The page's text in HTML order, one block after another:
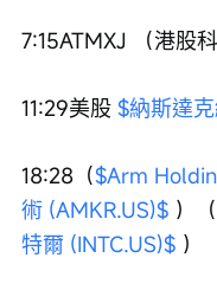
7:15ATMXJ （港股科
11:29美股 $納斯達
18:28（$Arm
術 (AMKR.US)$ ）（
特爾 (INTC.US)$ ）